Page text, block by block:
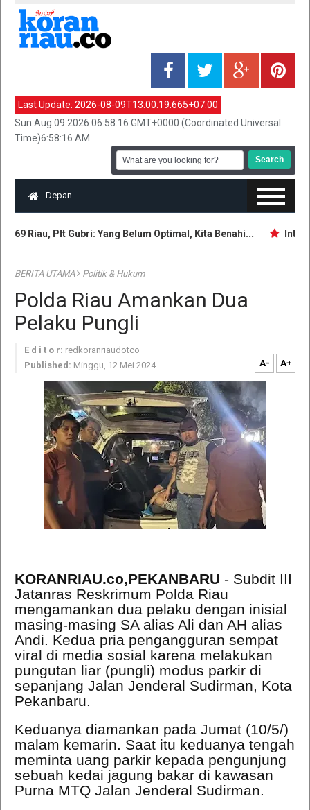
Last Update: 2026-08-09T13:00:19.665+07:00
Sun Aug 09 2026 06:58:16 GMT+0000 (Coordinated Universal
Time)6:58:16 AM
Depan
69 Riau, Plt Gubri: Yang Belum Optimal, Kita Benahi... Intelijen
BERITA UTAMA Politik & Hukum
Polda Riau Amankan Dua
Pelaku Pungli
E d i t o r: redkoranriaudotco
Published: Minggu, 12 Mei 2024 A- A+
KORANRIAU.co,PEKANBARU - Subdit III
Jatanras Reskrimum Polda Riau
mengamankan dua pelaku dengan inisial
masing-masing SA alias Ali dan AH alias
Andi. Kedua pria pengangguran sempat
viral di media sosial karena melakukan
pungutan liar (pungli) modus parkir di
sepanjang Jalan Jenderal Sudirman, Kota
Pekanbaru.
Keduanya diamankan pada Jumat (10/5/)
malam kemarin. Saat itu keduanya tengah
meminta uang parkir kepada pengunjung
sebuah kedai jagung bakar di kawasan
Purna MTQ Jalan Jenderal Sudirman.